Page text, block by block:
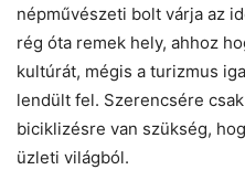
népművészeti bolt várja az
rég óta remek hely, ahhoz
kultúrát, mégis a turizmus
lendült fel. Szerencsére
biciklizésre van szükség,
üzleti világból.